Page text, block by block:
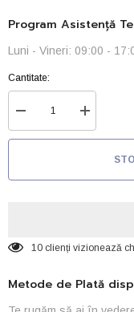
Program Asistență
Luni - Vineri: 09:00 -
Cantitate:
Reduceți
cantitatea
pentru
Creșteți
cantitatea
pentru
10 clienți vizionează
Metode de Plată